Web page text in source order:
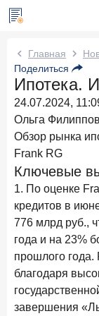
Новости
Вчера
По итогам июля
составил 1
Три дня назад
Клиентский
руководителя в
24 июля 2026 года
Ипотека в
22 июля 2026 года
Выгодные
существенный
15 июля 2026 года
Главная
Поделиться
Ипотека.
24.07.2024,
Ольга
Обзор рынка
Frank RG
Ключевые
1. По оценке
кредитов в
776 млрд руб.,
года и на 23%
прошлого
благодаря
завершения